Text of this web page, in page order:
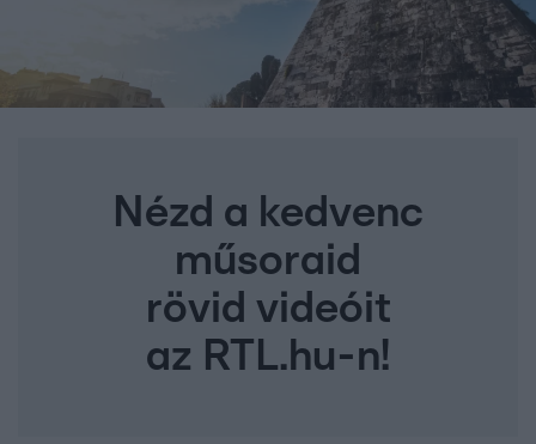
Nézd a kedvenc
műsoraid
rövid videóit
az RTL.hu-n!